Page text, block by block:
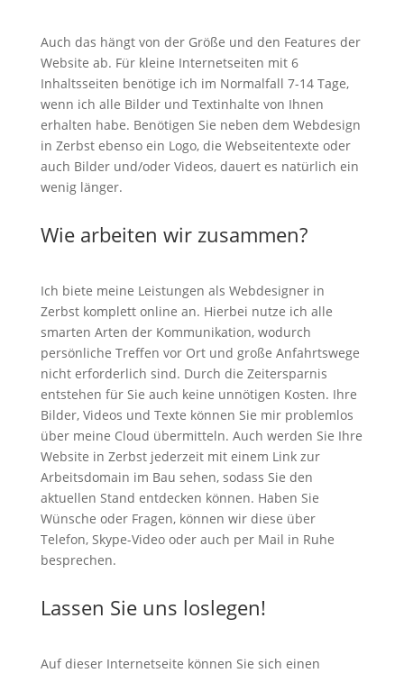
Auch das hängt von der Größe und den Features der
Website ab. Für kleine Internetseiten mit 6
Inhaltsseiten benötige ich im Normalfall 7-14 Tage,
wenn ich alle Bilder und Textinhalte von Ihnen
erhalten habe. Benötigen Sie neben dem Webdesign
in Zerbst ebenso ein Logo, die Webseitentexte oder
auch Bilder und/oder Videos, dauert es natürlich ein
wenig länger.
Wie arbeiten wir zusammen?
Ich biete meine Leistungen als Webdesigner in
Zerbst komplett online an. Hierbei nutze ich alle
smarten Arten der Kommunikation, wodurch
persönliche Treffen vor Ort und große Anfahrtswege
nicht erforderlich sind. Durch die Zeitersparnis
entstehen für Sie auch keine unnötigen Kosten. Ihre
Bilder, Videos und Texte können Sie mir problemlos
über meine Cloud übermitteln. Auch werden Sie Ihre
Website in Zerbst jederzeit mit einem Link zur
Arbeitsdomain im Bau sehen, sodass Sie den
aktuellen Stand entdecken können. Haben Sie
Wünsche oder Fragen, können wir diese über
Telefon, Skype-Video oder auch per Mail in Ruhe
besprechen.
Lassen Sie uns loslegen!
Auf dieser Internetseite können Sie sich einen